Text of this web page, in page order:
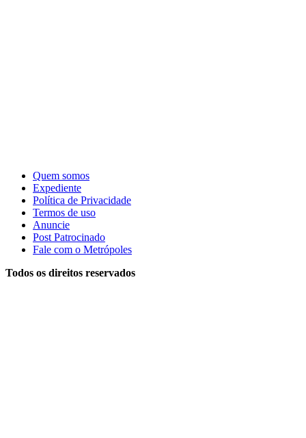
Quem somos
Expediente
Política de Privacidade
Termos de uso
Anuncie
Post Patrocinado
Fale com o Metrópoles
Todos os direitos reservados